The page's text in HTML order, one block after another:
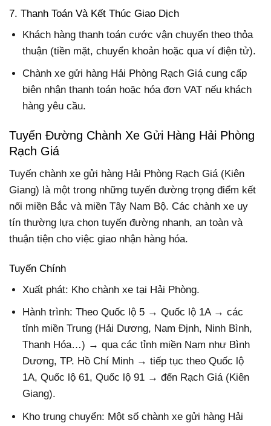
7. Thanh Toán Và Kết Thúc Giao Dịch
Khách hàng thanh toán cước vận chuyển theo thỏa
thuận (tiền mặt, chuyển khoản hoặc qua ví điện tử).
Chành xe gửi hàng Hải Phòng Rạch Giá cung cấp
biên nhận thanh toán hoặc hóa đơn VAT nếu khách
hàng yêu cầu.
Tuyến Đường Chành Xe Gửi Hàng Hải Phòng
Rạch Giá
Tuyến chành xe gửi hàng Hải Phòng Rạch Giá (Kiên
Giang) là một trong những tuyến đường trọng điểm kết
nối miền Bắc và miền Tây Nam Bộ. Các chành xe uy
tín thường lựa chọn tuyến đường nhanh, an toàn và
thuận tiện cho việc giao nhận hàng hóa.
Tuyến Chính
Xuất phát: Kho chành xe tại Hải Phòng.
Hành trình: Theo Quốc lộ 5 → Quốc lộ 1A → các
tỉnh miền Trung (Hải Dương, Nam Định, Ninh Bình,
Thanh Hóa…) → qua các tỉnh miền Nam như Bình
Dương, TP. Hồ Chí Minh → tiếp tục theo Quốc lộ
1A, Quốc lộ 61, Quốc lộ 91 → đến Rạch Giá (Kiên
Giang).
Kho trung chuyển: Một số chành xe gửi hàng Hải